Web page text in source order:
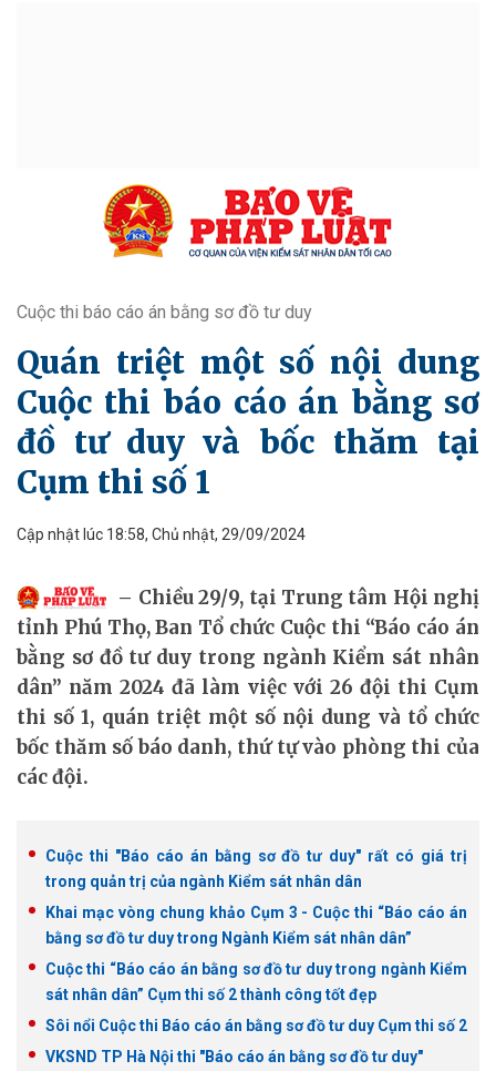
Cuộc thi báo cáo án bằng sơ đồ tư duy
Quán triệt một số nội dung
Cuộc thi báo cáo án bằng sơ
đồ tư duy và bốc thăm tại
Cụm thi số 1
Cập nhật lúc 18:58, Chủ nhật, 29/09/2024
Chiều 29/9, tại Trung tâm Hội nghị
tỉnh Phú Thọ, Ban Tổ chức Cuộc thi “Báo cáo án
bằng sơ đồ tư duy trong ngành Kiểm sát nhân
dân” năm 2024 đã làm việc với 26 đội thi Cụm
thi số 1, quán triệt một số nội dung và tổ chức
bốc thăm số báo danh, thứ tự vào phòng thi của
các đội.
Cuộc thi "Báo cáo án bằng sơ đồ tư duy" rất có giá trị
trong quản trị của ngành Kiểm sát nhân dân
Khai mạc vòng chung khảo Cụm 3 - Cuộc thi “Báo cáo án
bằng sơ đồ tư duy trong Ngành Kiểm sát nhân dân”
Cuộc thi “Báo cáo án bằng sơ đồ tư duy trong ngành Kiểm
sát nhân dân” Cụm thi số 2 thành công tốt đẹp
Sôi nổi Cuộc thi Báo cáo án bằng sơ đồ tư duy Cụm thi số 2
VKSND TP Hà Nội thi "Báo cáo án bằng sơ đồ tư duy"